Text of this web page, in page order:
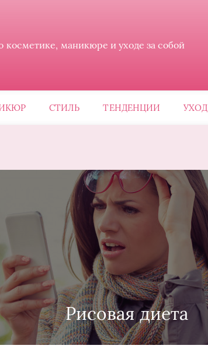
маникюре и уходе за собой
СТИЛЬ ТЕНДЕНЦИИ УХОД
Рисовая диета